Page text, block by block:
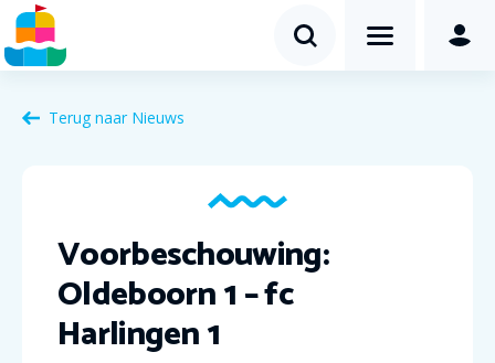
Terug naar Nieuws
Voorbeschouwing:
Oldeboorn 1 – fc
Harlingen 1